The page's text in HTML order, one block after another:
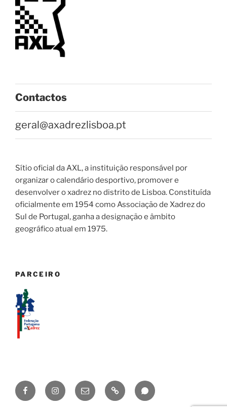
Contactos
geral@axadrezlisboa.pt
Sítio oficial da AXL, a instituição responsável por
organizar o calendário desportivo, promover e
desenvolver o xadrez no distrito de Lisboa. Constituída
oficialmente em 1954 como Associação de Xadrez do
Sul de Portugal, ganha a designação e âmbito
geográfico atual em 1975.
PARCEIRO
Facebook
AXL
Instagram
AXL
geral@axadrezlisboa.pt
Lichess Canal
WhatsApp